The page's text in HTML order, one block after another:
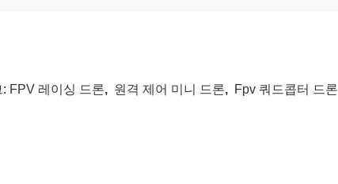
: FPV 레이싱 드론, 원격 제어 미니 드론, Fpv 쿼드콥터 드론